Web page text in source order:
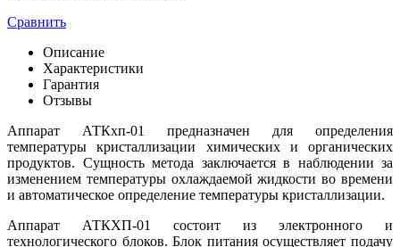
Сравнить
Описание
Характеристики
Гарантия
Отзывы
Аппарат АТКхп-01 предназначен для определения
температуры кристаллизации химических и органических
продуктов. Сущность метода заключается в наблюдении за
изменением температуры охлаждаемой жидкости во времени
и автоматическое определение температуры кристаллизации.
Аппарат АТКХП-01 состоит из электронного и
технологического блоков. Блок питания осуществляет подачу